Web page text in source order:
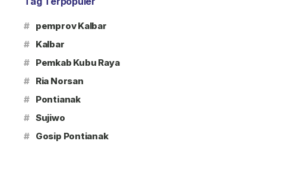
# pemprov Kalbar
# Kalbar
# Pemkab Kubu Raya
# Ria Norsan
# Pontianak
# Sujiwo
# Gosip Pontianak